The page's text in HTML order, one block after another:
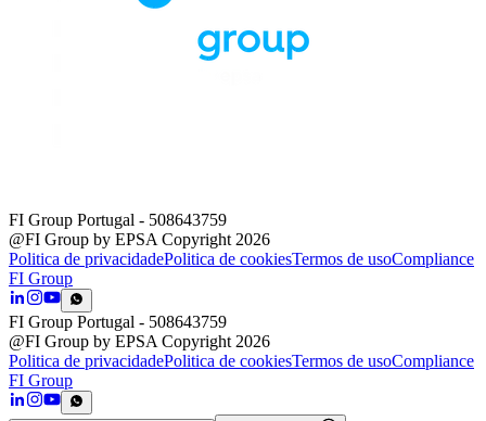
FI Group Portugal - 508643759
@FI Group by EPSA Copyright 2026
Politica de privacidadePolitica de cookiesTermos de usoCompliance
FI Group
FI Group Portugal - 508643759
@FI Group by EPSA Copyright 2026
Politica de privacidadePolitica de cookiesTermos de usoCompliance
FI Group